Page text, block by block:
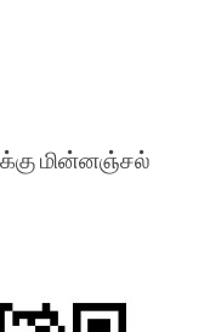
க்கு மின்னஞ்சல்